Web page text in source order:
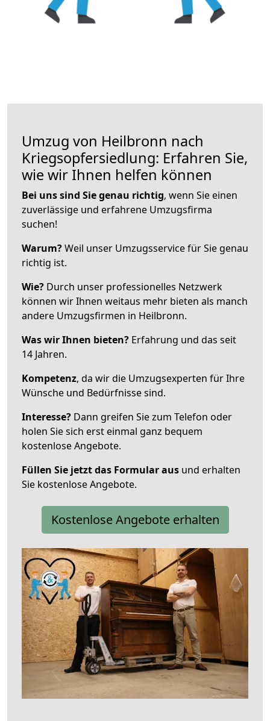
Umzug von Heilbronn nach
Kriegsopfersiedlung: Erfahren Sie,
wie wir Ihnen helfen können
Bei uns sind Sie genau richtig, wenn Sie einen
zuverlässige und erfahrene Umzugsfirma
suchen!
Warum?Weil unser Umzugsservice für Sie genau
richtig ist.
Wie? Durch unser professionelles Netzwerk
können wir Ihnen weitaus mehr bieten als manch
andere Umzugsfirmen in Heilbronn.
Was wir Ihnen bieten? Erfahrung und das seit
14 Jahren.
Kompetenz, da wir die Umzugsexperten für Ihre
Wünsche und Bedürfnisse sind.
Interesse? Dann greifen Sie zum Telefon oder
holen Sie sich erst einmal ganz bequem
kostenlose Angebote.
Füllen Sie jetzt das Formular aus und erhalten
Sie kostenlose Angebote.
Kostenlose Angebote erhalten